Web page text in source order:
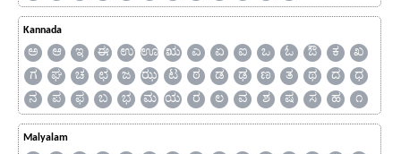
Kannada
ಅ ಆ ಇ ಈ ಉ ಊ ಋ ಎ ಏ ಐ ಒ ಓ ಔ ಕ
ಖ
ಗ
ಘ ಚ ಛ ಜ ಝ ಟ ಠ ಡ ಢ ಣ ತ ಥ ದ
ಧ
ನ
ಪ ಫ ಬ ಭ ಮ ಯ ರ ಲ ವ ಶ ಷ ಸ ಹ ೧
Malyalam